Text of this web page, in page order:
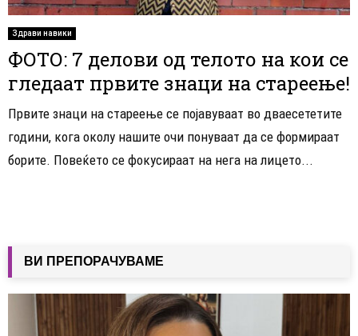
Здрави навики
ФОТО: 7 делови од телото на кои се
гледаат првите знаци на стареење!
Првите знаци на стареење се појавуваат во дваесететите
години, кога околу нашите очи понуваат да се формираат
борите. Повеќето се фокусираат на нега на лицето...
ВИ ПРЕПОРАЧУВАМЕ